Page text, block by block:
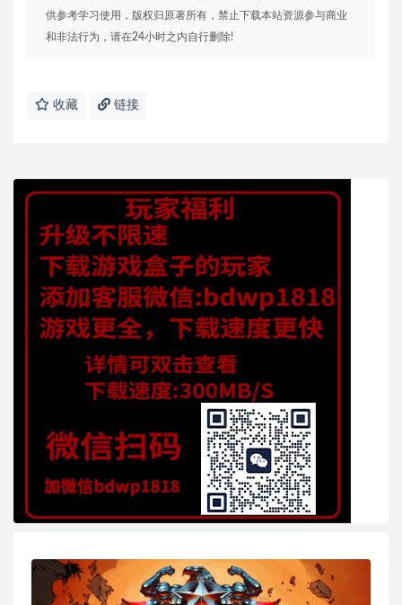
供参考学习使用，版权归原著所有，禁止下载本站资源参与商业
和非法行为，请在24小时之内自行删除!
收藏 链接